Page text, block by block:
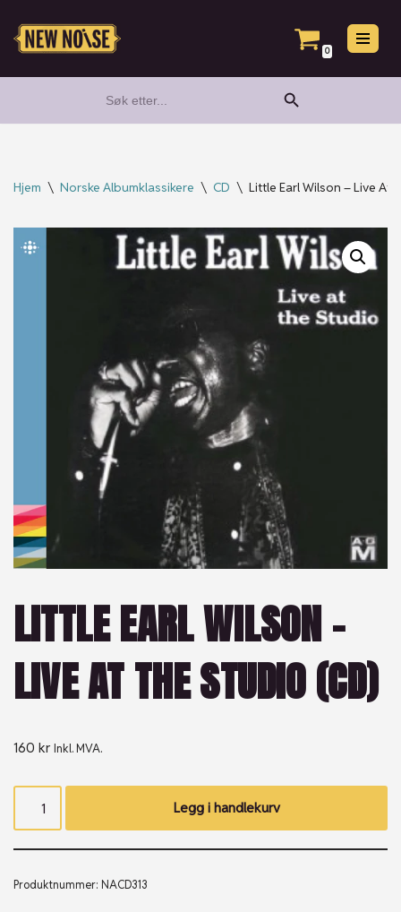
Hopp
0
for:
Search Button
Hjem \ Norske Albumklassikere \ CD \ Little Earl Wilson – Live At
LITTLE EARL WILSON –
LIVE AT THE STUDIO (CD)
160 kr Inkl. MVA.
Legg i handlekurv
Produktnummer: NACD313